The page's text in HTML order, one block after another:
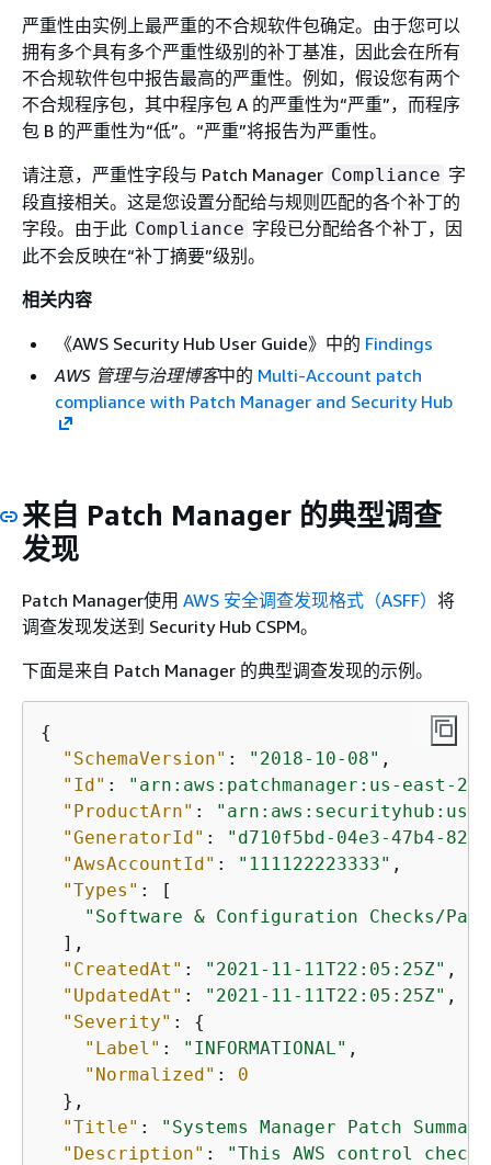
严重性由实例上最严重的不合规软件包确定。由于您可以
拥有多个具有多个严重性级别的补丁基准，因此会在所有
不合规软件包中报告最高的严重性。例如，假设您有两个
不合规程序包，其中程序包 A 的严重性为“严重”，而程序
包 B 的严重性为“低”。“严重”将报告为严重性。
请注意，严重性字段与 Patch Manager Compliance 字
段直接相关。这是您设置分配给与规则匹配的各个补丁的
字段。由于此 Compliance 字段已分配给各个补丁，因
此不会反映在“补丁摘要”级别。
相关内容
《AWS Security Hub User Guide》 中的 Findings
AWS 管理与治理博客中的 Multi-Account patch
compliance with Patch Manager and Security Hub
来自 Patch Manager 的典型调查
发现
Patch Manager使用 AWS 安全调查发现格式（ASFF） 将
调查发现发送到 Security Hub CSPM。
下面是来自 Patch Manager 的典型调查发现的示例。
{
"SchemaVersion" : "2018-10-08" ,
"Id" :
"arn:aws:patchmanager:us-east-
"ProductArn" :
"arn:aws:securityhub:us-
"GeneratorId" :
"d710f5bd-04e3-47b4-
"AwsAccountId" : "111122223333" ,
"Types" : [
"Software & Configuration Checks/
  ],
"CreatedAt" : "2021-11-11T22:05:25Z" ,
"UpdatedAt" : "2021-11-11T22:05:25Z" ,
"Severity" : {
"Label" : "INFORMATIONAL" ,
"Normalized" : 0
  },
"Title" :
"Systems Manager Patch
"Description" :
"This AWS control